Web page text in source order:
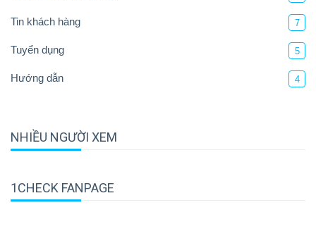
Tin khách hàng 7
Tuyển dụng 5
Hướng dẫn 4
NHIỀU NGƯỜI XEM
1CHECK FANPAGE